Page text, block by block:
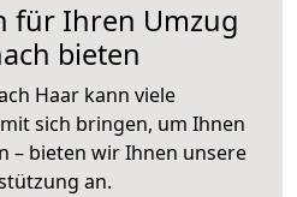
für Ihren Umzug
bieten
Haar kann viele
sich bringen, um Ihnen
– bieten wir Ihnen unsere
an.